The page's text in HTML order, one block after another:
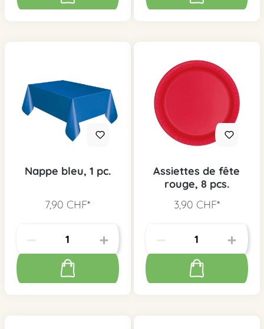
Nappe bleu, 1 pc.
7,90 CHF*
Assiettes de fête
rouge, 8 pcs.
3,90 CHF*